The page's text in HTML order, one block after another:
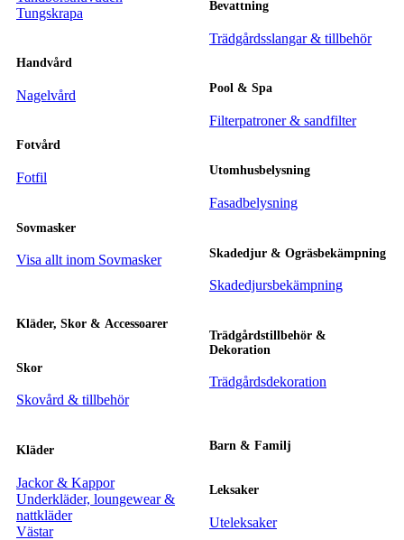
Tungskrapa
Handvård
Nagelvård
Fotvård
Fotfil
Sovmasker
Visa allt inom Sovmasker
Kläder, Skor & Accessoarer
Skor
Skovård & tillbehör
Kläder
Jackor & Kappor
Underkläder, loungewear &
nattkläder
Västar
Bevattning
Trädgårdsslangar & tillbehör
Pool & Spa
Filterpatroner & sandfilter
Utomhusbelysning
Fasadbelysning
Skadedjur & Ogräsbekämpning
Skadedjursbekämpning
Trädgårdstillbehör &
Dekoration
Trädgårdsdekoration
Barn & Familj
Leksaker
Uteleksaker